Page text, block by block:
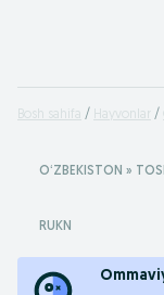
Bosh sahifa Hayvonlar
OʻZBEKISTON »
RUKN